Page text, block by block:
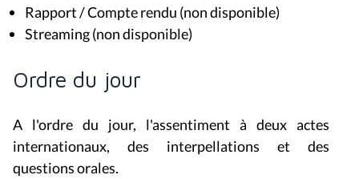
Rapport / Compte rendu (non disponible)
Streaming (non disponible)
Ordre du jour
A l'ordre du jour, l'assentiment à deux actes
internationaux, des interpellations et des
questions orales.